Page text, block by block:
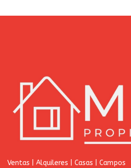
Ventas | Alquileres | Casas | Campos